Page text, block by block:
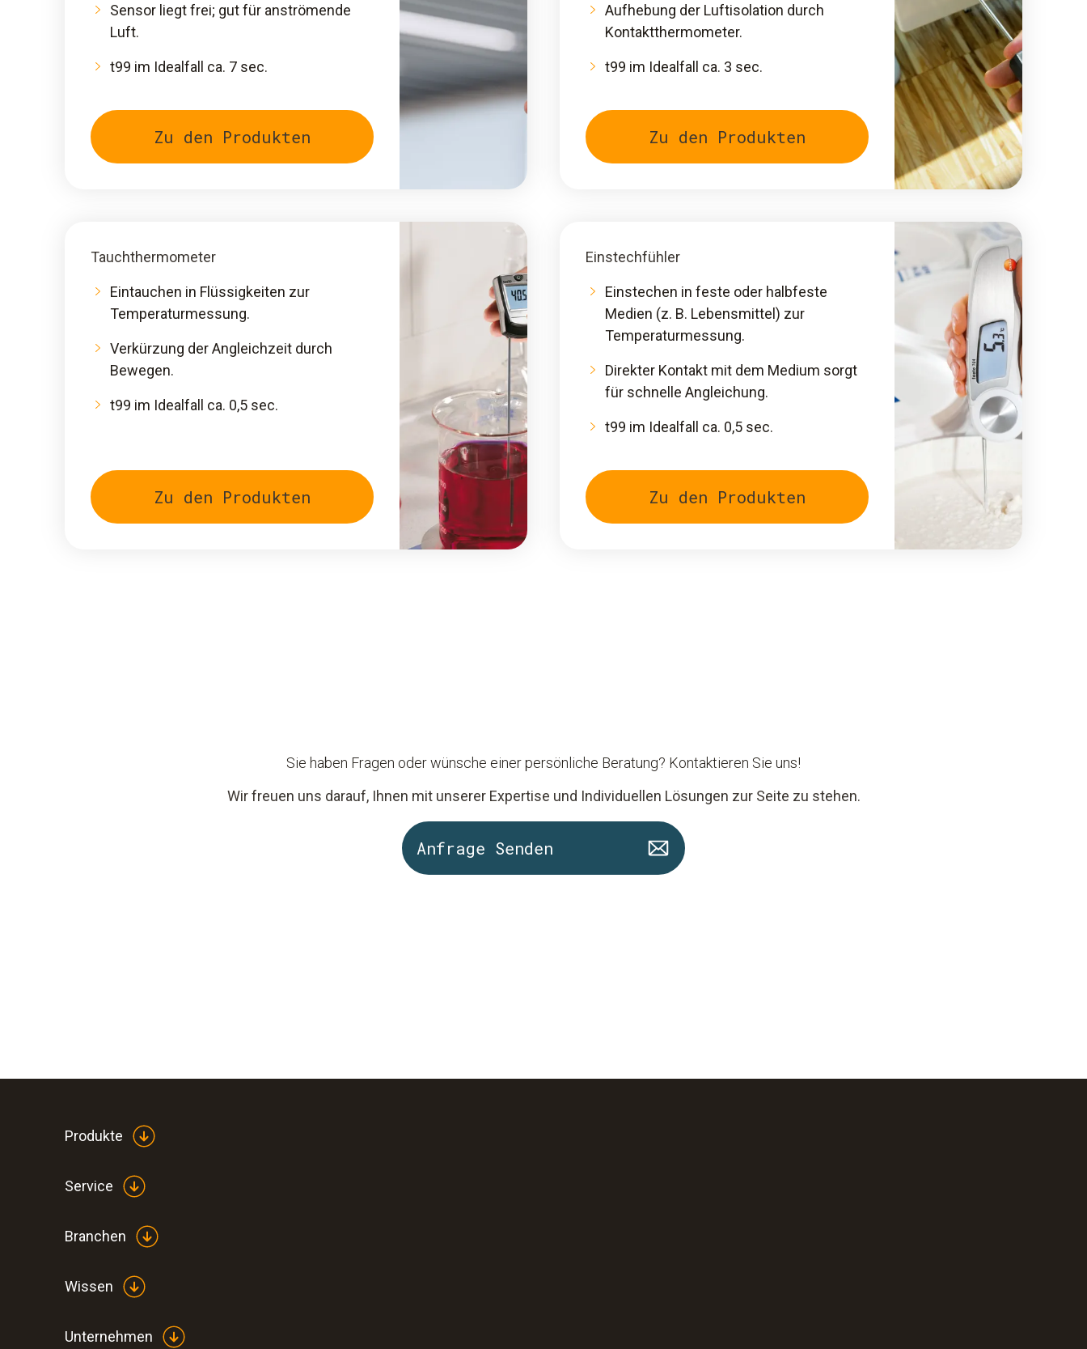
Sensor liegt frei; gut für anströmende
Luft.
t99 im Idealfall ca. 7 sec.
Zu den Produkten
Aufhebung der Luftisolation durch
Kontaktthermometer.
t99 im Idealfall ca. 3 sec.
Zu den Produkten
Tauchthermometer
Eintauchen in Flüssigkeiten zur
Temperaturmessung.
Verkürzung der Angleichzeit durch
Bewegen.
t99 im Idealfall ca. 0,5 sec.
Zu den Produkten
Einstechfühler
Einstechen in feste oder halbfeste
Medien (z. B. Lebensmittel) zur
Temperaturmessung.
Direkter Kontakt mit dem Medium sorgt
für schnelle Angleichung.
t99 im Idealfall ca. 0,5 sec.
Zu den Produkten
Sie haben Fragen oder wünsche einer persönliche Beratung? Kontaktieren Sie uns!
Wir freuen uns darauf, Ihnen mit unserer Expertise und Individuellen Lösungen zur Seite zu stehen.
Anfrage Senden
Produkte
Service
Branchen
Wissen
Unternehmen